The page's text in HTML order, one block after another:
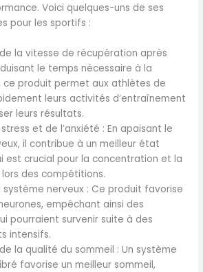
Voici quelques-uns de ses
pour les sportifs :
la vitesse de récupération après
le temps nécessaire à la
ce produit permet aux athlètes de
leurs activités d’entraînement
leurs résultats.
et de l’anxiété : En apaisant le
il contribue à un meilleur état
est crucial pour la concentration et la
des compétitions.
nerveux : Ce produit favorise
empêchant ainsi des
pourraient survenir suite à des
intensifs.
la qualité du sommeil : Un système
favorise un meilleur sommeil,